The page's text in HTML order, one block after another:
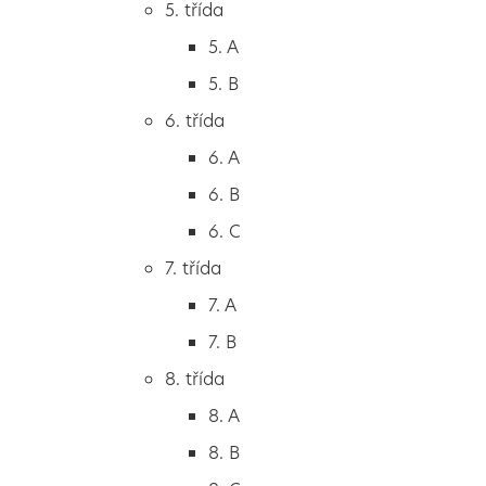
2. B
3. A
4. A
5. A
5. třída
5. A
5. B
6. třída
6. A
6. B
6. C
7. třída
7. A
7. B
8. třída
8. A
8. B